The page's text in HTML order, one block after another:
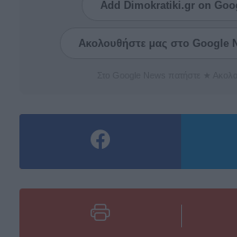
Add Dimokratiki.gr on
Ακολουθήστε μας στο Google